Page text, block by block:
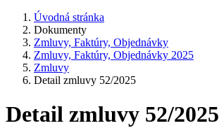
Úvodná stránka
Dokumenty
Zmluvy, Faktúry, Objednávky
Zmluvy, Faktúry, Objednávky 2025
Zmluvy
Detail zmluvy 52/2025
Detail zmluvy 52/2025